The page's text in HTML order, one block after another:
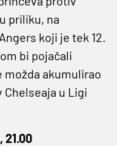
priliku, na
koji je tek 12.
bi pojačali
možda akumulirao
u Ligi
21.00